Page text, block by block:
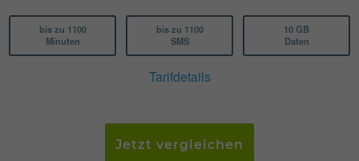
bis zu 1100
Minuten
bis zu 1100
SMS
10 GB
Daten
Tarifdetails
Jetzt vergleichen